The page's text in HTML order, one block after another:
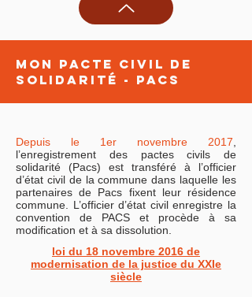
MON PACTE civil de
solidarité - PACS
Depuis le 1er novembre 2017
l’enregistrement des pactes civils de
solidarité (Pacs) est transféré à l’officier
d’état civil de la commune dans laquelle les
partenaires de Pacs fixent leur résidence
commune. L’officier d’état civil enregistre la
convention de PACS et procède à sa
modification et à sa dissolution.
loi du 18 novembre 2016 de
modernisation de la justice du XXIe
siècle